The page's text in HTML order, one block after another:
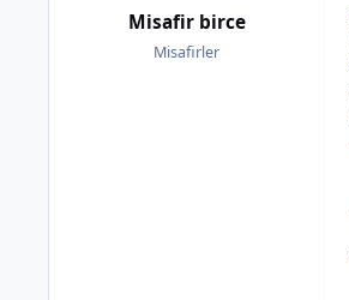
Misafir birce
Misafirler